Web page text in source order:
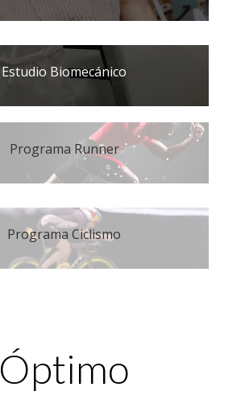
Estudio Biomecánico
Programa Runner
Programa Ciclismo
Óptimo